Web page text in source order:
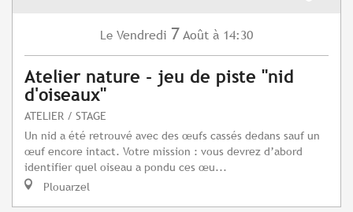
Le Vendredi 7 Août à 14:30
Atelier nature - jeu de piste "nid
d'oiseaux"
ATELIER / STAGE
Un nid a été retrouvé avec des œufs cassés dedans sauf un
œuf encore intact. Votre mission : vous devrez d’abord
identifier quel oiseau a pondu ces œu...
Plouarzel